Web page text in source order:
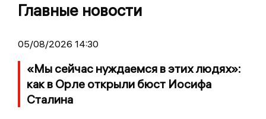
Главные новости
05/08/2026 14:30
«Мы сейчас нуждаемся в этих людях»:
как в Орле открыли бюст Иосифа
Сталина